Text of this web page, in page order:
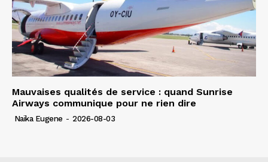
Mauvaises qualités de service : quand Sunrise
Airways communique pour ne rien dire
Naïka Eugene - 2026-08-03